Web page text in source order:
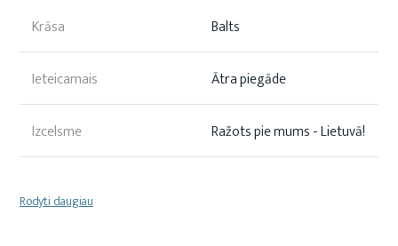
Krāsa Balts
Ieteicamais Ātra piegāde
Izcelsme Ražots pie mums - Lietuvā!
Rodyti daugiau